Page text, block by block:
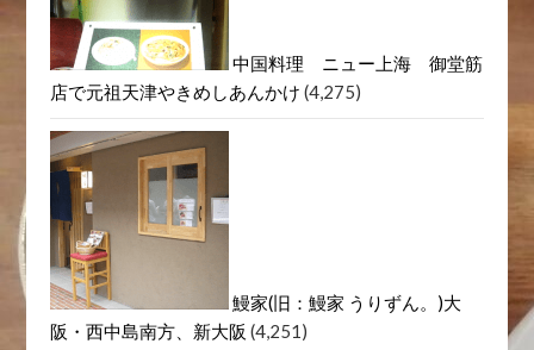
中国料理 ニュー上海 御堂筋
店で元祖天津やきめしあんかけ (4,275)
鰻家(旧：鰻家 うりずん。)大
阪・西中島南方、新大阪 (4,251)